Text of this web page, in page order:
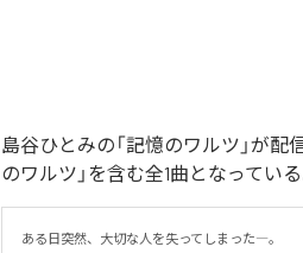
島谷ひとみの「記憶のワルツ」が
のワルツ」を含む全1曲となっている
ある日突然、大切な人を失ってしまった―。